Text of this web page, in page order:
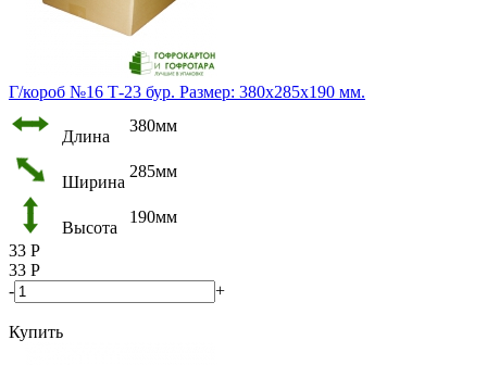
Г/короб №16 Т-23 бур. Размер: 380х285х190 мм.
Длина
380мм
Ширина
285мм
Высота
190мм
33 Р
33 Р
-
+
Купить